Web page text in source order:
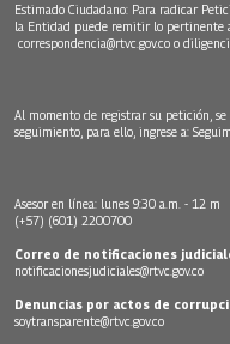
Estimado Ciudadano: Para radicar
la Entidad puede remitir lo pertinente
correspondencia@rtvc.gov.co o
Al momento de registrar su petición,
seguimiento, para ello, ingrese a:
Asesor en línea: lunes 9:30 a.m. - 12 m
(+57) (601) 2200700
Correo de notificaciones
notificacionesjudiciales@rtvc.gov.co
Denuncias por actos de
soytransparente@rtvc.gov.co